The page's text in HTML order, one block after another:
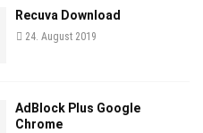
Recuva Download
24. August 2019
AdBlock Plus Google
Chrome